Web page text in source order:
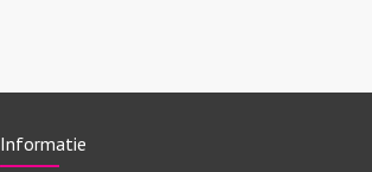
Informatie